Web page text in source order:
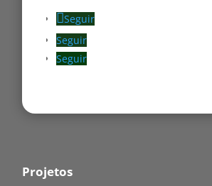
Seguir
Seguir
Seguir
Projetos